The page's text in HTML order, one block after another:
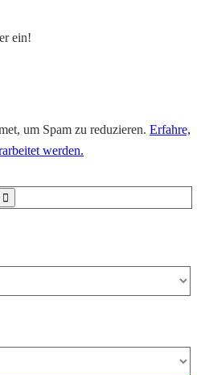
ein!
um Spam zu reduzieren. Erfahre,
werden.